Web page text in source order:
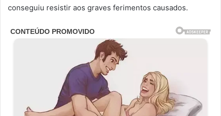
conseguiu resistir aos graves ferimentos causados.